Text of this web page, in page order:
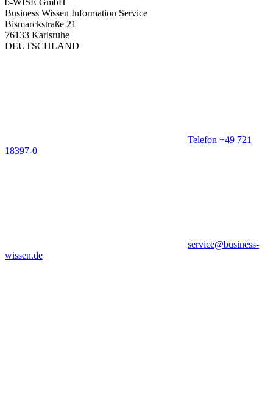
Business Wissen Information Service
Bismarckstraße 21
76133 Karlsruhe
DEUTSCHLAND
Telefon +49 721
18397-0
service@business-
wissen.de